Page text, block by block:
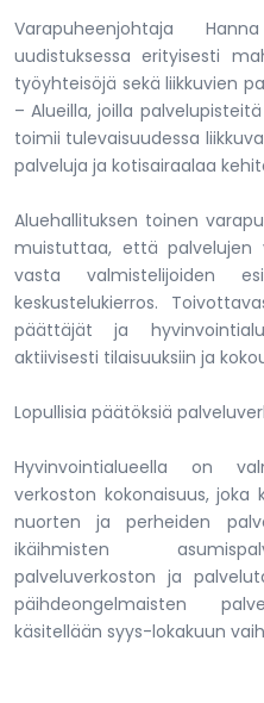
Varapuheenjohtaja
uudistuksessa erityisesti
työyhteisöjä sekä liikkuvien
– Alueilla, joilla
toimii tulevaisuudessa
palveluja ja kotisairaalaa
Aluehallituksen toinen
muistuttaa, että palvelujen
vasta valmistelijoiden
keskustelukierros.
päättäjät ja
aktiivisesti tilaisuuksiin ja
Lopullisia päätöksiä
Hyvinvointialueella on
verkoston kokonaisuus,
nuorten ja perheiden
ikäihmisten
palveluverkoston ja
päihdeongelmaisten
käsitellään syys-lokakuun